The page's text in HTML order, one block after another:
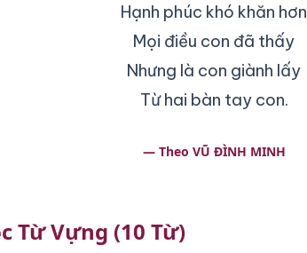
Hạnh phúc khó khăn hơn
Mọi điều con đã thấy
Nhưng là con giành lấy
Từ hai bàn tay con.
— Theo VŨ ĐÌNH MINH
Từ Vựng (10 Từ)